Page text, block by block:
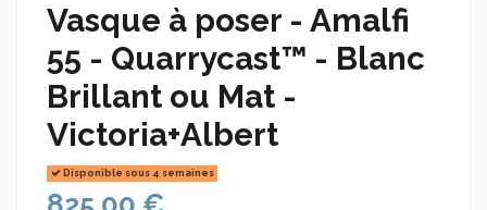
Vasque à poser - Amalfi
55 - Quarrycast™ - Blanc
Brillant ou Mat -
Victoria+Albert
Disponible sous 4 semaines